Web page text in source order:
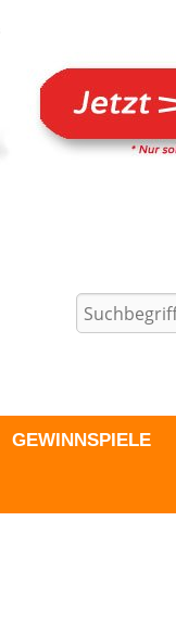
GEWINNSPIELE